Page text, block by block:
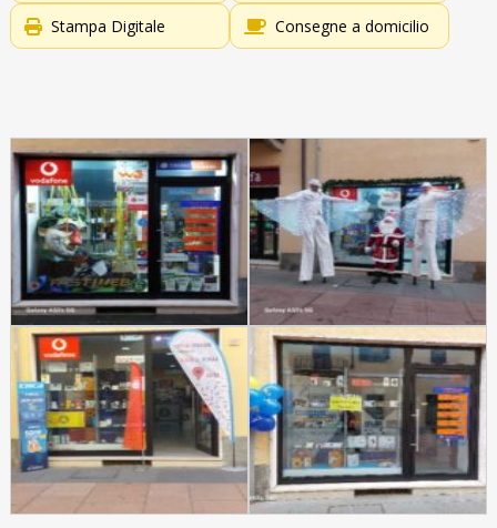
Stampa Digitale Consegne a domicilio